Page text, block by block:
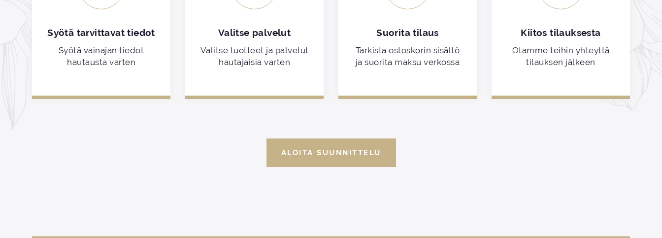
Syötä tarvittavat tiedot
Syötä vainajan tiedot
hautausta varten
Valitse palvelut
Valitse tuotteet ja palvelut
hautajaisia varten
Suorita tilaus
Tarkista ostoskorin sisältö
ja suorita maksu verkossa
Kiitos tilauksesta
Otamme teihin yhteyttä
tilauksen jälkeen
ALOITA SUUNNITTELU